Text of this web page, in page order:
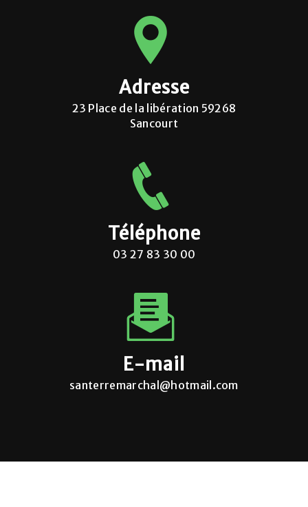
Adresse
23 Place de la libération 59268
Sancourt
Téléphone
03 27 83 30 00
E-mail
santerremarchal@hotmail.com